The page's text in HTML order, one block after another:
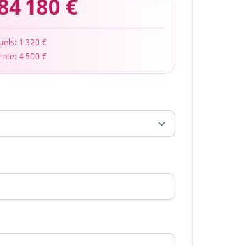
180 €
1 320 €
4 500 €